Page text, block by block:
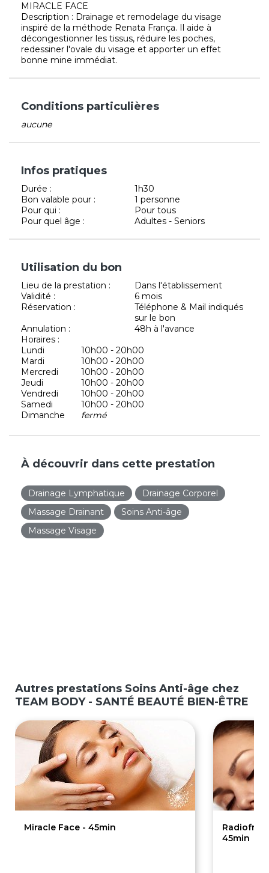
MIRACLE FACE
Description : Drainage et remodelage du visage
inspiré de la méthode Renata França. Il aide à
décongestionner les tissus, réduire les poches,
redessiner l'ovale du visage et apporter un effet
bonne mine immédiat.
Conditions particulières
aucune
Infos pratiques
Durée :
1h30
Bon valable pour :
1 personne
Pour qui :
Pour tous
Pour quel âge :
Adultes - Seniors
Utilisation du bon
Lieu de la prestation :
Dans l'établissement
Validité :
6 mois
Réservation :
Téléphone & Mail indiqués
sur le bon
Annulation :
48h à l'avance
Horaires :
Lundi
10h00 - 20h00
Mardi
10h00 - 20h00
Mercredi
10h00 - 20h00
Jeudi
10h00 - 20h00
Vendredi
10h00 - 20h00
Samedi
10h00 - 20h00
Dimanche
fermé
À découvrir dans cette prestation
Drainage Lymphatique
Drainage Corporel
Massage Drainant
Soins Anti-âge
Massage Visage
Autres prestations Soins Anti-âge chez
TEAM BODY - SANTÉ BEAUTÉ BIEN-ÊTRE
Miracle Face - 45min
45min